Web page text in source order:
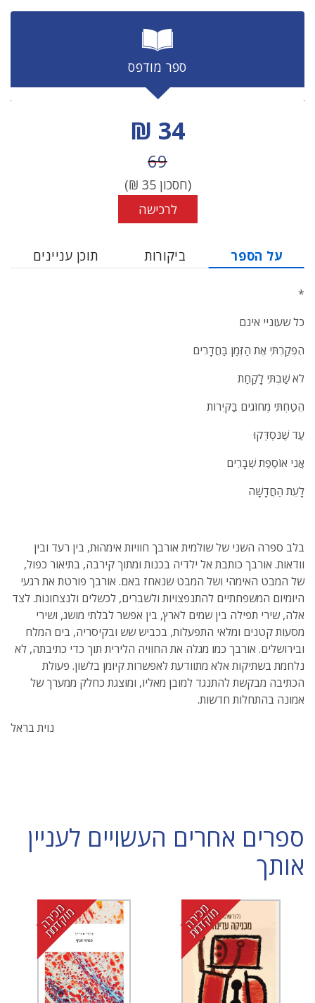
ספר מודפס
מחיר הנחה
34 ₪
מחיר לפני הנחה
69
(חסכון35
₪)
לרכישה
על הספר ביקורות תוכן עניינים
*
כל שעוניי אינם
הִפְקַרְתִּי אֶת הַזְּמַן בַּחֲדָרִים
לֹא שַׁבְתִּי לָקַחַת
הֵטַחְתִּי מְחוֹגִים בַּקִּירוֹת
עַד שֶׁנִּסְדְּקוּ
אֲנִי אוֹסֶפֶת שְׁבָרִים
לָעֵת הַחֲדָשָׁה
בלב ספרה השני של שולמית אורבך חוויות אימהוּת, בין רעד ובין
וודאות. אורבך כותבת אל ילדיה בכנות ומתוך קירבה, בתיאור כפול,
של המבט האימהי ושל המבט שנאחז באם. אורבך פורטת את רגעי
היומיום המשפחתיים להתנפצויות ולשברים, לכשלים ולנצחונות. לצד
אלה, שירי תפילה בין שמים לארץ, בין אפשר לבלתי מושג, ושירי
מסעות קטנים ומלאי התפעלות, בכביש שש ובקיסריה, בים המלח
ובירושלים. אורבך כמו מגלה את החוויה הלירית תוך כדי כתיבתה, לא
נלחמת בשתיקות אלא מתוודעת לאפשרות קיומן בלשון. פעולת
הכתיבה מבקשת להתנגד למובן מאליו, ומוצגת כחלק ממערך של
אמונה בהתחלות חדשות.
נוית בראל
ספרים אחרים העשויים לעניין
אותך
מ
כ
י
ר
ה
מ
ו
ק
ד
מ
ת מ
כ
י
ר
ה
מ
ו
ק
ד
מ
ת